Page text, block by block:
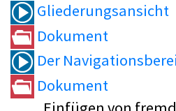
Gliederungsansicht
Dokument
Der
Dokument